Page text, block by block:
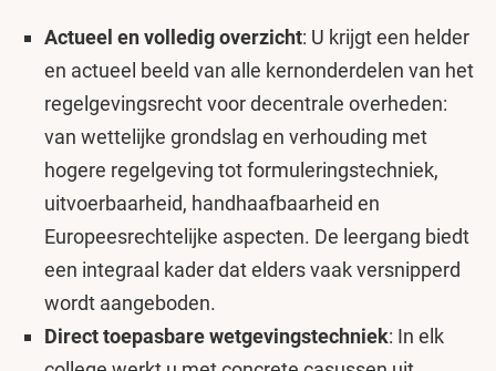
Actueel en volledig overzicht: U krijgt een helder
en actueel beeld van alle kernonderdelen van het
regelgevingsrecht voor decentrale overheden:
van wettelijke grondslag en verhouding met
hogere regelgeving tot formuleringstechniek,
uitvoerbaarheid, handhaafbaarheid en
Europeesrechtelijke aspecten. De leergang biedt
een integraal kader dat elders vaak versnipperd
wordt aangeboden.
Direct toepasbare wetgevingstechniek: In elk